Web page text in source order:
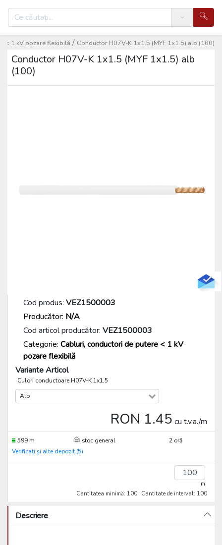
Search
Conductor H07V-K 1x1.5 (MYF 1x1.5) alb (100)
/
< 1 kV pozare flexibilă
Conductor H07V-K 1x1.5 (MYF 1x1.5) alb
(100)
Cod produs: VEZ1500003
Producător: N/A
Cod articol producător: VEZ1500003
Categorie: Cabluri, conductori de putere < 1 kV
pozare flexibilă
Variante Articol
Culori conductoare H07V-K 1x1,5
Alb
RON 1.45 cu t.v.a./m
599 m stoc general
2 oră
Verificați și alte depozit (5)
m
Cantitatea minimă: 100 Cantitate de interval: 100
Descriere